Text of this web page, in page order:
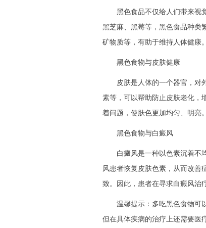
黑色食品不仅给人们带来视觉
黑芝麻、黑莓等，黑色食品种类
矿物质等，有助于维持人体健康。
黑色食物与皮肤健康
皮肤是人体的一个器官，对外
素等，可以帮助防止皮肤老化，
着问题，使肤色更加均匀、明亮。
黑色食物与白癜风
白癜风是一种以色素沉着不均
风患者恢复皮肤色素，从而改善
致。因此，患者在寻求白癜风治
温馨提示：多吃黑色食物可以
但在具体疾病的治疗上还需要医